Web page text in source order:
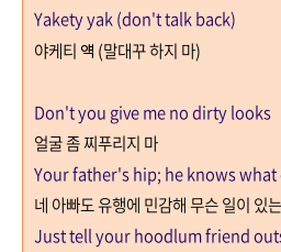
Yakety yak (don't talk back)
야케티 얙 (말대꾸 하지 마)
Don't you give me no dirty looks
얼굴 좀 찌푸리지 마
Your father's hip; he knows what
네 아빠도 유행에 민감해 무슨 일이 있
Just tell your hoodlum friend